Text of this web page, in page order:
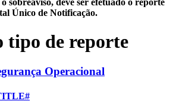
Único de Notificação.
tipo de reporte
Operacional